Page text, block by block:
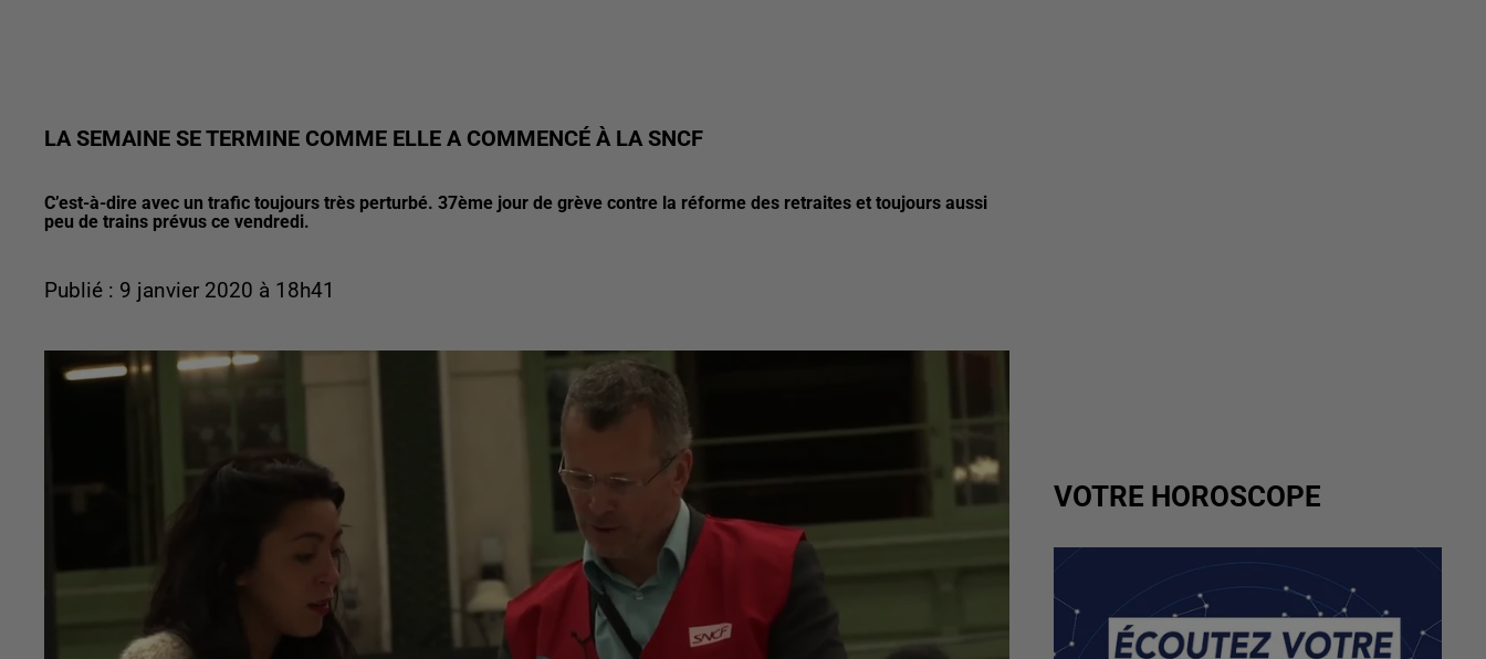
LA SEMAINE SE TERMINE COMME ELLE A COMMENCÉ À LA SNCF
C’est-à-dire avec un trafic toujours très perturbé. 37ème jour de grève contre la réforme des retraites et toujours aussi
peu de trains prévus ce vendredi.
Publié : 9 janvier 2020 à 18h41
VOTRE HOROSCOPE